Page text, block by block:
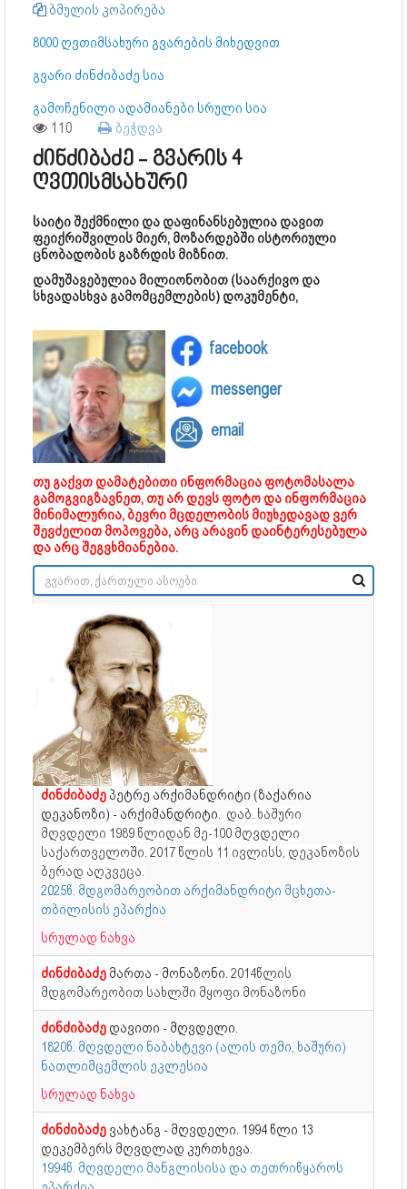
ბმულის კოპირება
8000 ღვთიმსახური გვარების მიხედვით
გვარი ძინძიბაძე სია
გამოჩენილი ადამიანები სრული სია
110 ბეჭდვა
ძინძიბაძე - გვარის 4
ღვთისმსახური
საიტი შექმნილი და დაფინანსებულია დავით
ფეიქრიშვილის მიერ, მოზარდებში ისტორიული
ცნობადობის გაზრდის მიზნით.
დამუშავებულია მილიონობით (საარქივო და
სხვადასხვა გამომცემლების) დოკუმენტი,
facebook
messenger
email
თუ გაქვთ დამატებითი ინფორმაცია ფოტომასალა
გამოგვიგზავნეთ, თუ არ დევს ფოტო და ინფორმაცია
მინიმალურია, ბევრი მცდელობის მიუხედავად ვერ
შევძელით მოპოვება, არც არავინ დაინტერესებულა
და არც შეგვხმიანებია.
ძინძიბაძე პეტრე არქიმანდრიტი (ზაქარია
დეკანოზი) - არქიმანდრიტი.
დაბ. ხაშური
მღვდელი 1989 წლიდან მე-100 მღვდელი
საქართველოში. 2017 წლის 11 ივლისს, დეკანოზის
ბერად აღკვეცა.
2025წ. მდგომარეობით არქიმანდრიტი მცხეთა-
თბილისის ეპარქია
სრულად ნახვა
ძინძიბაძე მართა - მონაზონი. 2014წლის
მდგომარეობით სახლში მყოფი მონაზონი
ძინძიბაძე დავითი - მღვდელი.
1820წ. მღვდელი ნაბახტევი (ალის თემი, ხაშური)
ნათლიმცემლის ეკლესია
სრულად ნახვა
ძინძიბაძე ვახტანგ - მღვდელი. 1994 წლი 13
დეკემბერს მღვდლად კურთხევა.
1994წ. მღვდელი მანგლისისა და თეთრიწყაროს